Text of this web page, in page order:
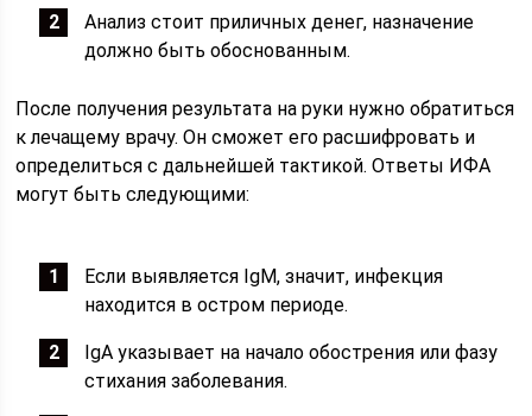
Анализ стоит приличных денег, назначение
должно быть обоснованным.
После получения результата на руки нужно обратиться
к лечащему врачу. Он сможет его расшифровать и
определиться с дальнейшей тактикой. Ответы ИФА
могут быть следующими:
Если выявляется IgM, значит, инфекция
находится в остром периоде.
IgA указывает на начало обострения или фазу
стихания заболевания.